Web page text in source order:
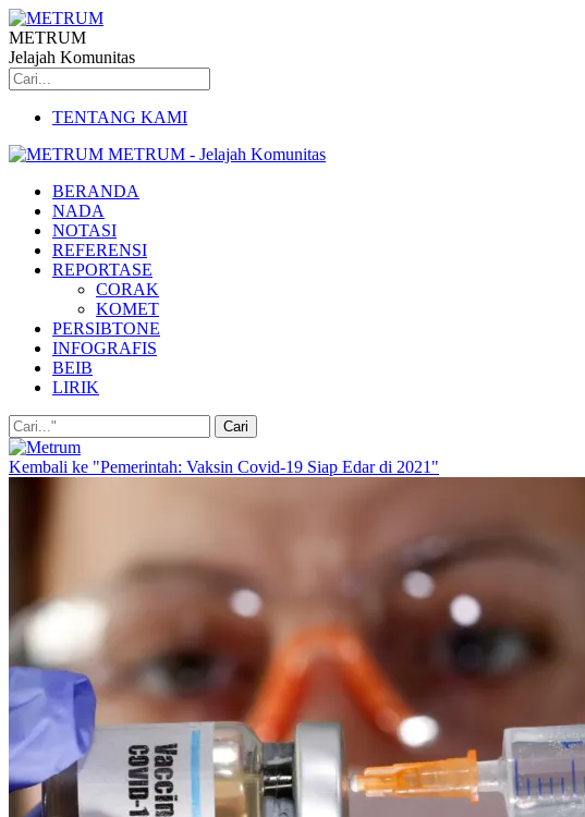
METRUM
Jelajah Komunitas
TENTANG KAMI
METRUM - Jelajah Komunitas
BERANDA
NADA
NOTASI
REFERENSI
REPORTASE
CORAK
KOMET
PERSIBTONE
INFOGRAFIS
BEIB
LIRIK
Kembali ke "Pemerintah: Vaksin Covid-19 Siap Edar di 2021"